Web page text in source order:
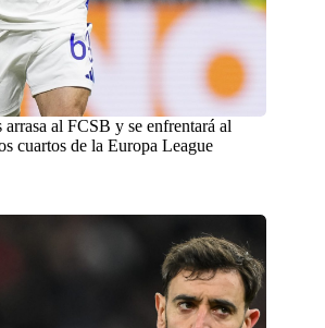
al FCSB y se enfrentará al
cuartos de la Europa League